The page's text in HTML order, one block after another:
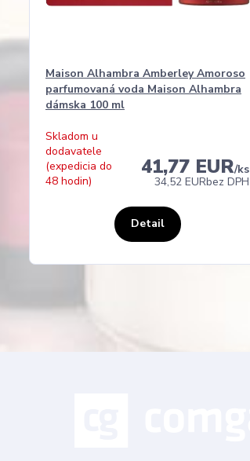
Maison Alhambra Amberley Amoroso
parfumovaná voda Maison Alhambra
dámska 100 ml
41,77 EUR/ks
34,52 EURbez DPH
Skladom u
dodavatele
(expedicia do
48 hodin)
Detail